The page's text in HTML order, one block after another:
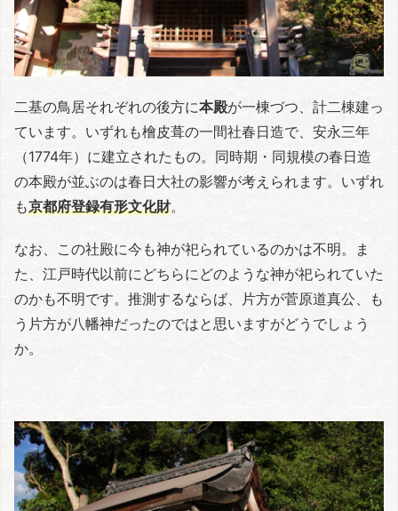
二基の鳥居それぞれの後方に本殿が一棟づつ、計二棟建っ
ています。いずれも檜皮葺の一間社春日造で、安永三年
（1774年）に建立されたもの。同時期・同規模の春日造
の本殿が並ぶのは春日大社の影響が考えられます。いずれ
も京都府登録有形文化財。
なお、この社殿に今も神が祀られているのかは不明。ま
た、江戸時代以前にどちらにどのような神が祀られていた
のかも不明です。推測するならば、片方が菅原道真公、も
う片方が八幡神だったのではと思いますがどうでしょう
か。